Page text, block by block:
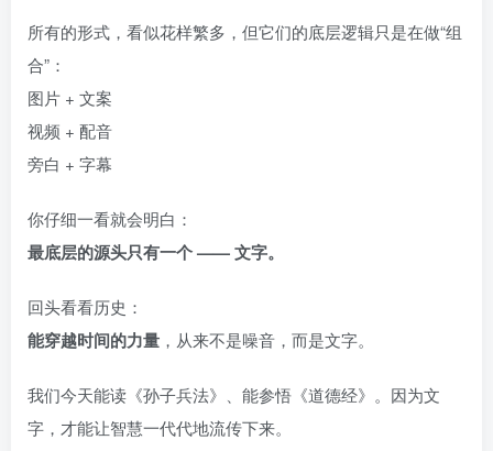
所有的形式，看似花样繁多，但它们的底层逻辑只是在做“组
合”：
图片 + 文案
视频 + 配音
旁白 + 字幕
你仔细一看就会明白：
最底层的源头只有一个 —— 文字。
回头看看历史：
能穿越时间的力量 ，从来不是噪音，而是文字。
我们今天能读《孙子兵法》、能参悟《道德经》。因为文
字，才能让智慧一代代地流传下来。